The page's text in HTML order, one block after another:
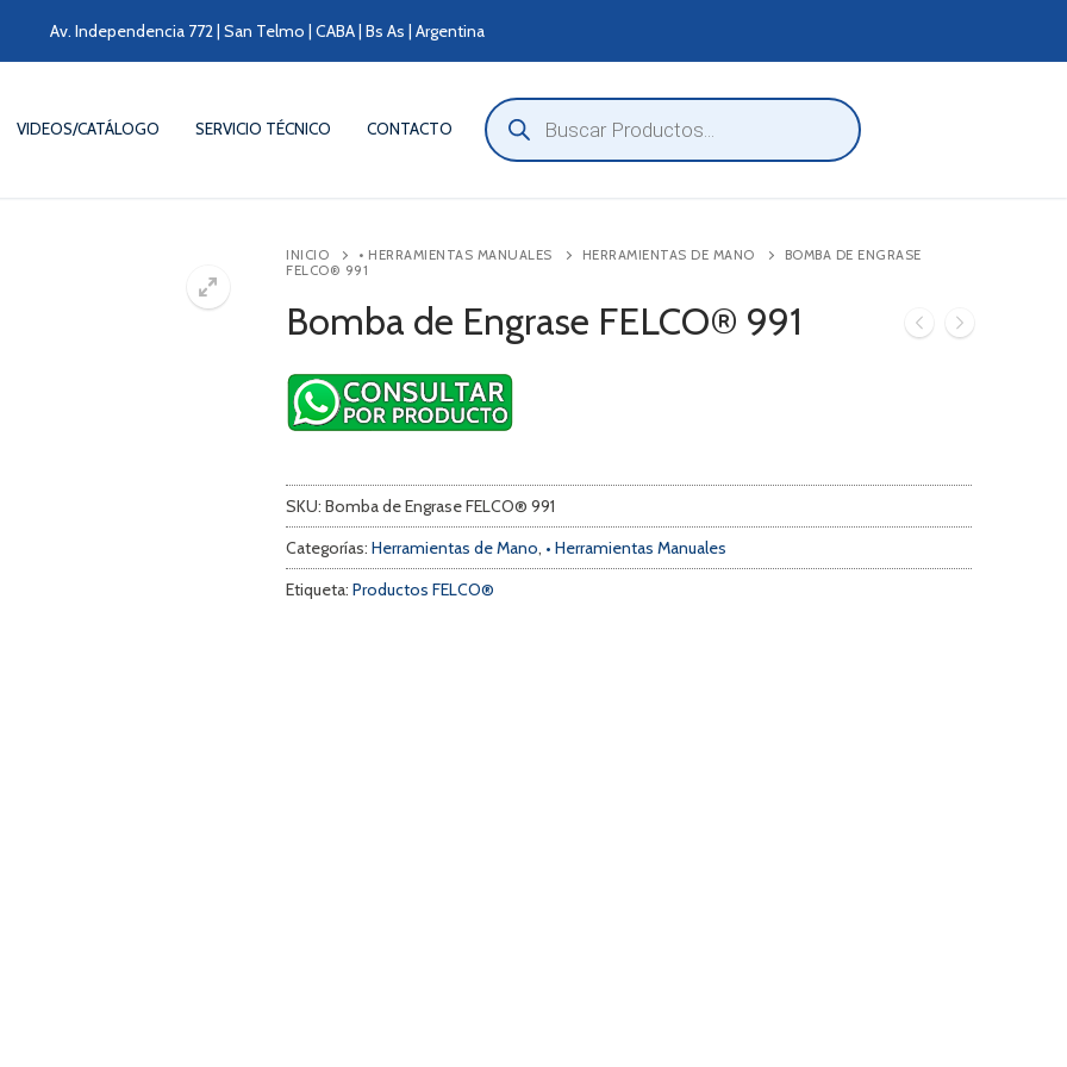
Av. Independencia 772 | San Telmo | CABA | Bs As | Argentina
VIDEOS/CATÁLOGO SERVICIO TÉCNICO CONTACTO
Búsqueda
de
productos
INICIO • HERRAMIENTAS MANUALES HERRAMIENTAS DE MANO
BOMBA DE ENGRASE
FELCO® 991
Bomba de Engrase FELCO® 991
SKU: Bomba de Engrase FELCO® 991
Categorías: Herramientas de Mano, • Herramientas Manuales
Etiqueta: Productos FELCO®